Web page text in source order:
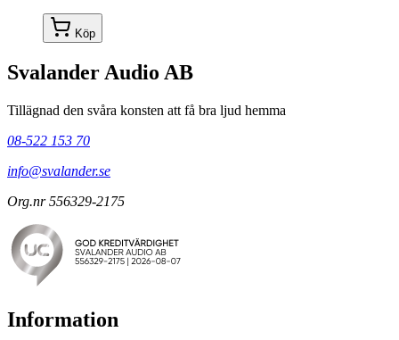
Köp
Svalander Audio AB
Tillägnad den svåra konsten att få bra ljud hemma
08-522 153 70
info@svalander.se
Org.nr 556329-2175
Information